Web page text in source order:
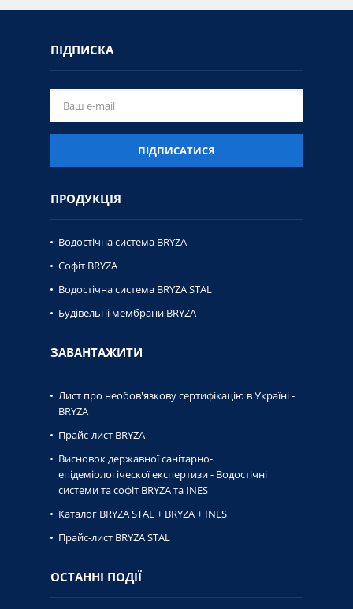
ПІДПИСКА
ПІДПИСАТИСЯ
ПРОДУКЦІЯ
Водостічна система BRYZA
Софіт BRYZA
Водостічна система BRYZA STAL
Будівельні мембрани BRYZA
ЗАВАНТАЖИТИ
Лист про необов'язкову сертифікацію в Україні -
BRYZA
Прайс-лист BRYZA
Висновок державної caнiтaрно-
епiдемiологiческої експертизи - Водостічні
системи та софіт BRYZA та INES
Каталог BRYZA STAL + BRYZA + INES
Прайс-лист BRYZA STAL
ОСТАННІ ПОДІЇ